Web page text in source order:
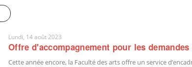
(ONGLET ACTIF)
Lundi, 14 août 2023
Offre d'accompagnement pour les
Cette année encore, la Faculté des arts offre un service